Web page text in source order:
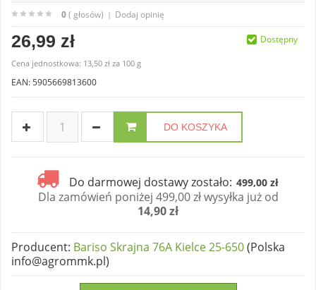
0( głosów) | Dodaj opinię
26,99 zł
Cena jednostkowa: 13,50 zł za 100 g
EAN: 5905669813600
DO KOSZYKA
Do darmowej dostawy zostało: 499,00 zł
Dla zamówień poniżej 499,00 zł wysyłka już od
14,90 zł
Dostępny
Producent: Bariso Skrajna 76A Kielce 25-650(Polska
info@agrommk.pl)